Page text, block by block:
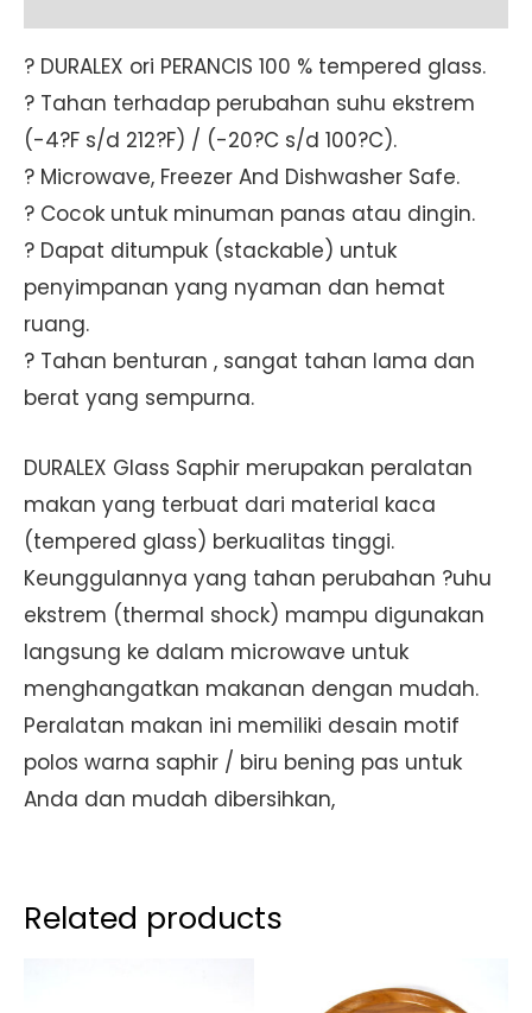
? DURALEX ori PERANCIS 100 % tempered glass.
? Tahan terhadap perubahan suhu ekstrem
(-4?F s/d 212?F) / (-20?C s/d 100?C).
? Microwave, Freezer And Dishwasher Safe.
? Cocok untuk minuman panas atau dingin.
? Dapat ditumpuk (stackable) untuk
penyimpanan yang nyaman dan hemat
ruang.
? Tahan benturan , sangat tahan lama dan
berat yang sempurna.
DURALEX Glass Saphir merupakan peralatan
makan yang terbuat dari material kaca
(tempered glass) berkualitas tinggi.
Keunggulannya yang tahan perubahan ?uhu
ekstrem (thermal shock) mampu digunakan
langsung ke dalam microwave untuk
menghangatkan makanan dengan mudah.
Peralatan makan ini memiliki desain motif
polos warna saphir / biru bening pas untuk
Anda dan mudah dibersihkan,
Related products